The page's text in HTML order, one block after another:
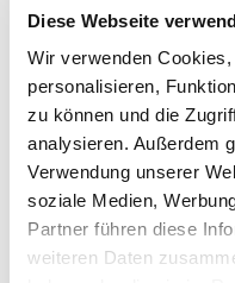
Diese Webseite
Wir verwenden
personalisieren,
zu können und die
analysieren. Außerdem
Verwendung unserer
soziale Medien,
Partner führen diese
weiteren Daten